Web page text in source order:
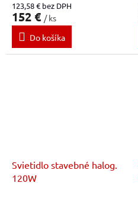
123,58 € bez DPH
152 € / ks
Do košíka
Svietidlo stavebné halog.
120W